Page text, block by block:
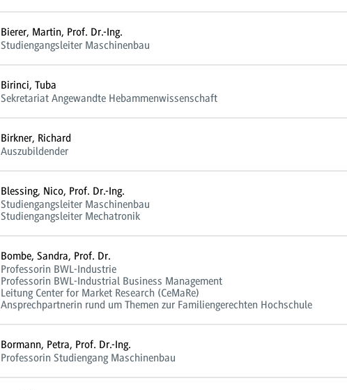
Bierer, Martin, Prof. Dr.-Ing.
Studiengangsleiter Maschinenbau
Birinci, Tuba
Sekretariat Angewandte Hebammenwissenschaft
Birkner, Richard
Auszubildender
Blessing, Nico, Prof. Dr.-Ing.
Studiengangsleiter Maschinenbau
Studiengangsleiter Mechatronik
Bombe, Sandra, Prof. Dr.
Professorin BWL-Industrie
Professorin BWL-Industrial Business Management
Leitung Center for Market Research (CeMaRe)
Ansprechpartnerin rund um Themen zur Familiengerechten Hochschule
Bormann, Petra, Prof. Dr.-Ing.
Professorin Studiengang Maschinenbau